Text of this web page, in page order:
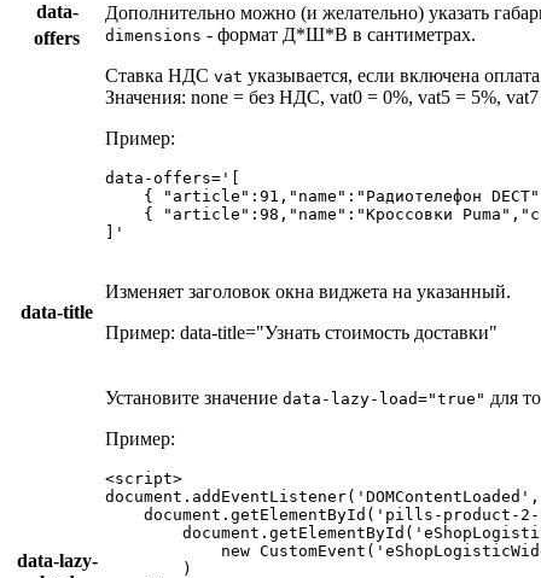
data-
offers
Дополнительно можно (и желательно) указать
dimensions - формат Д*Ш*В в сантиметрах.
Ставка НДС vat указывается, если включена
Значения: none = без НДС, vat0 = 0%, vat5 = 5%,
Пример:
data-offers= '[
{ "article":91,"name":"Радиотелефон
{ "article":98,"name":"Кроссовки
]'
data-title
Изменяет заголовок окна виджета на указанный.
Пример: data-title="Узнать стоимость доставки"
data-lazy-
Установите значение data-lazy-load="true" для
Пример:
document .addEventListener( 'DOMContentLoaded'
document .getElementById( 'pills-product-
document .getElementById(
new CustomEvent(
        )